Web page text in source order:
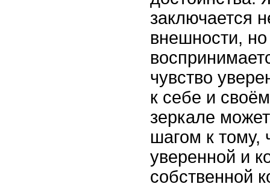
заключается
внешности,
чувство
к себе и
зеркале
шагом к тому,
уверенной и
собственной